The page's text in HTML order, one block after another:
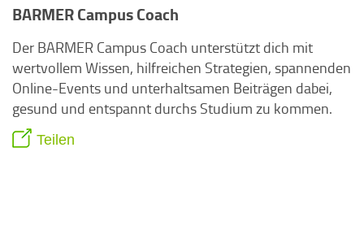
BARMER Campus Coach
Der BARMER Campus Coach unterstützt dich mit
wertvollem Wissen, hilfreichen Strategien, spannenden
Online-Events und unterhaltsamen Beiträgen dabei,
gesund und entspannt durchs Studium zu kommen.
Teilen